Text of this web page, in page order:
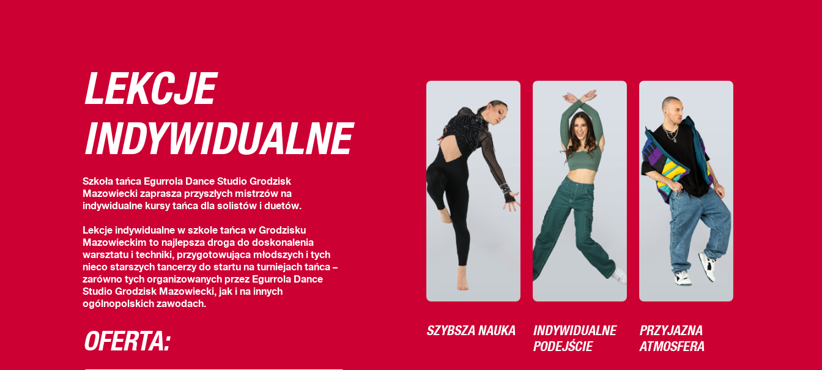
LEKCJE
INDYWIDUALNE
Szkoła tańca Egurrola Dance Studio Grodzisk
Mazowiecki zaprasza przyszłych mistrzów na
indywidualne kursy tańca dla solistów i duetów.
Lekcje indywidualne w szkole tańca w Grodzisku
Mazowieckim to najlepsza droga do doskonalenia
warsztatu i techniki, przygotowująca młodszych i tych
nieco starszych tancerzy do startu na turniejach tańca –
zarówno tych organizowanych przez Egurrola Dance
Studio Grodzisk Mazowiecki, jak i na innych
ogólnopolskich zawodach.
OFERTA: SZYBSZA NAUKA INDYWIDUALNE
PODEJŚCIE
PRZYJAZNA
ATMOSFERA